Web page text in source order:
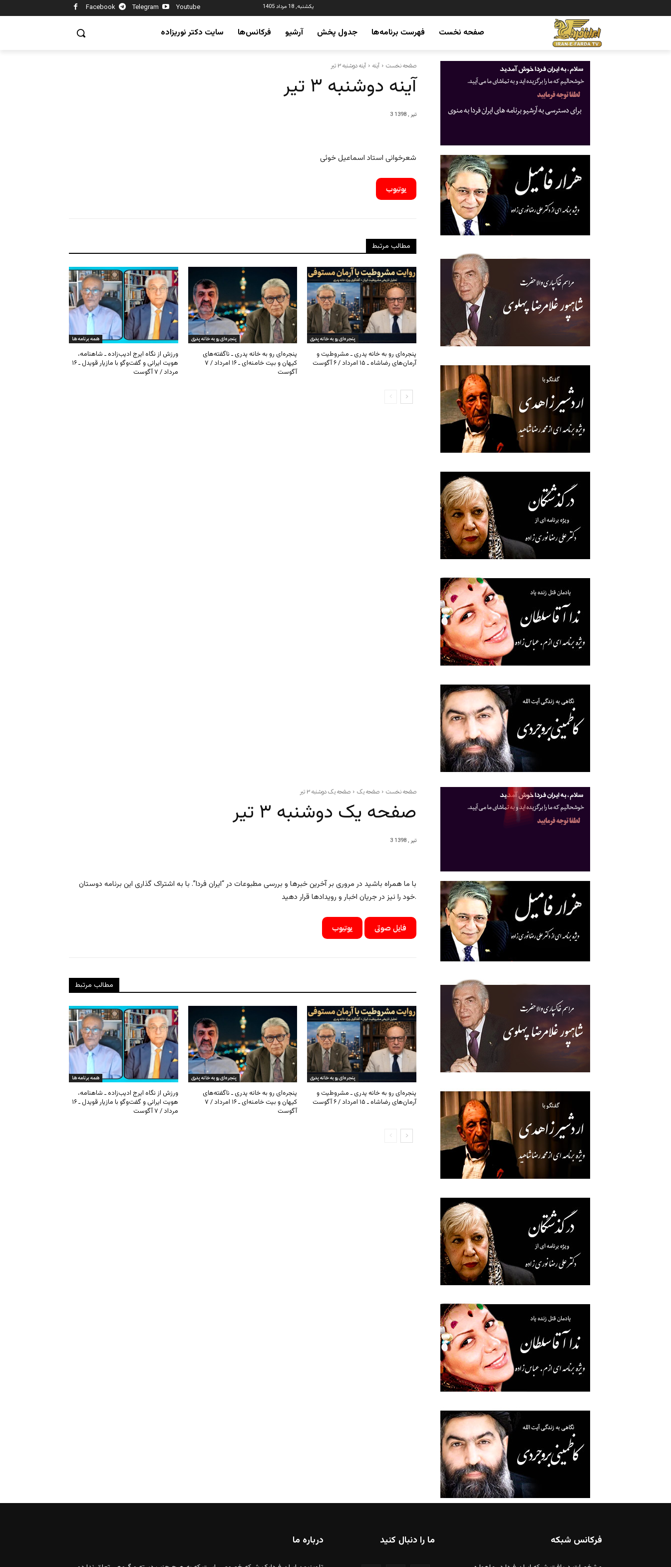
Facebook Telegram Youtube یکشنبه, 18 مرداد 1405
صفحه نخست فهرست برنامه‌ها جدول پخش آرشیو فرکانس‌ها سایت دکتر نوریزاده
صفحه نخست آینه آینه دوشنبه ۳ تیر
آینه دوشنبه ۳ تیر
3 تیر , 1398
شعرخوانی استاد اسماعیل خوئی
یوتیوب
مطالب مرتبط
همه برنامه ها
ورزش از نگاه ایرج ادیب‌زاده ـ شاهنامه،
هویت ایرانی و گفت‌وگو با مازیار قویدل ـ ۱۶
مرداد / ۷ آگوست
پنجره‌ای رو به خانه پدری
پنجره‌ای رو به خانه پدری ـ ناگفته‌های
کیهان و بیت خامنه‌ای ـ ۱۶ امرداد / ۷
آگوست
پنجره‌ای رو به خانه پدری
پنجره‌ای رو به خانه پدری ـ مشروطیت و
آرمان‌های رضاشاه ـ ۱۵ امرداد / ۶ آگوست
فرکانس شبکه ما را دنبال کنید درباره ما